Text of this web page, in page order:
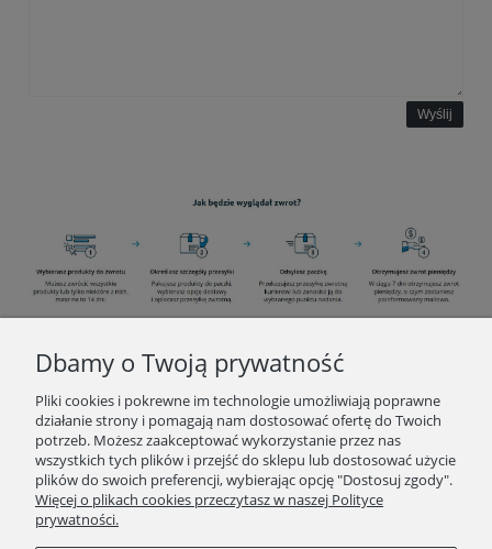
Wyślij
INFORMACJE
O ZAKUPACH
KONTAKT
Dbamy o Twoją prywatność
Pliki cookies i pokrewne im technologie umożliwiają poprawne
działanie strony i pomagają nam dostosować ofertę do Twoich
potrzeb. Możesz zaakceptować wykorzystanie przez nas
wszystkich tych plików i przejść do sklepu lub dostosować użycie
plików do swoich preferencji, wybierając opcję "Dostosuj zgody".
Więcej o plikach cookies przeczytasz w naszej Polityce
prywatności.